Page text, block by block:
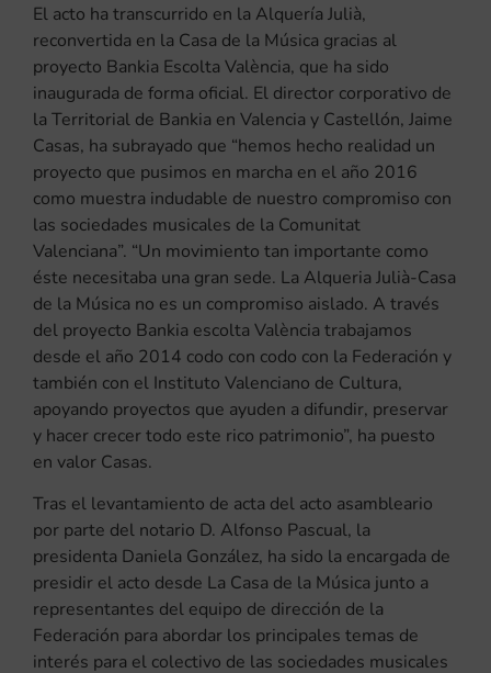
El acto ha transcurrido en la Alquería Julià,
reconvertida en la Casa de la Música gracias al
proyecto Bankia Escolta València, que ha sido
inaugurada de forma oficial. El director corporativo de
la Territorial de Bankia en Valencia y Castellón, Jaime
Casas, ha subrayado que “hemos hecho realidad un
proyecto que pusimos en marcha en el año 2016
como muestra indudable de nuestro compromiso con
las sociedades musicales de la Comunitat
Valenciana”. “Un movimiento tan importante como
éste necesitaba una gran sede. La Alqueria Julià-Casa
de la Música no es un compromiso aislado. A través
del proyecto Bankia escolta València trabajamos
desde el año 2014 codo con codo con la Federación y
también con el Instituto Valenciano de Cultura,
apoyando proyectos que ayuden a difundir, preservar
y hacer crecer todo este rico patrimonio”, ha puesto
en valor Casas.
Tras el levantamiento de acta del acto asambleario
por parte del notario D. Alfonso Pascual, la
presidenta Daniela González, ha sido la encargada de
presidir el acto desde La Casa de la Música junto a
representantes del equipo de dirección de la
Federación para abordar los principales temas de
interés para el colectivo de las sociedades musicales